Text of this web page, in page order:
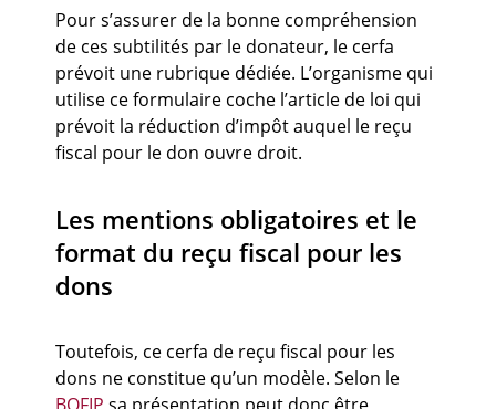
Pour s’assurer de la bonne compréhension
de ces subtilités par le donateur, le cerfa
prévoit une rubrique dédiée. L’organisme qui
utilise ce formulaire coche l’article de loi qui
prévoit la réduction d’impôt auquel le reçu
fiscal pour le don ouvre droit.
Les mentions obligatoires et le
format du reçu fiscal pour les
dons
Toutefois, ce cerfa de reçu fiscal pour les
dons ne constitue qu’un modèle. Selon le